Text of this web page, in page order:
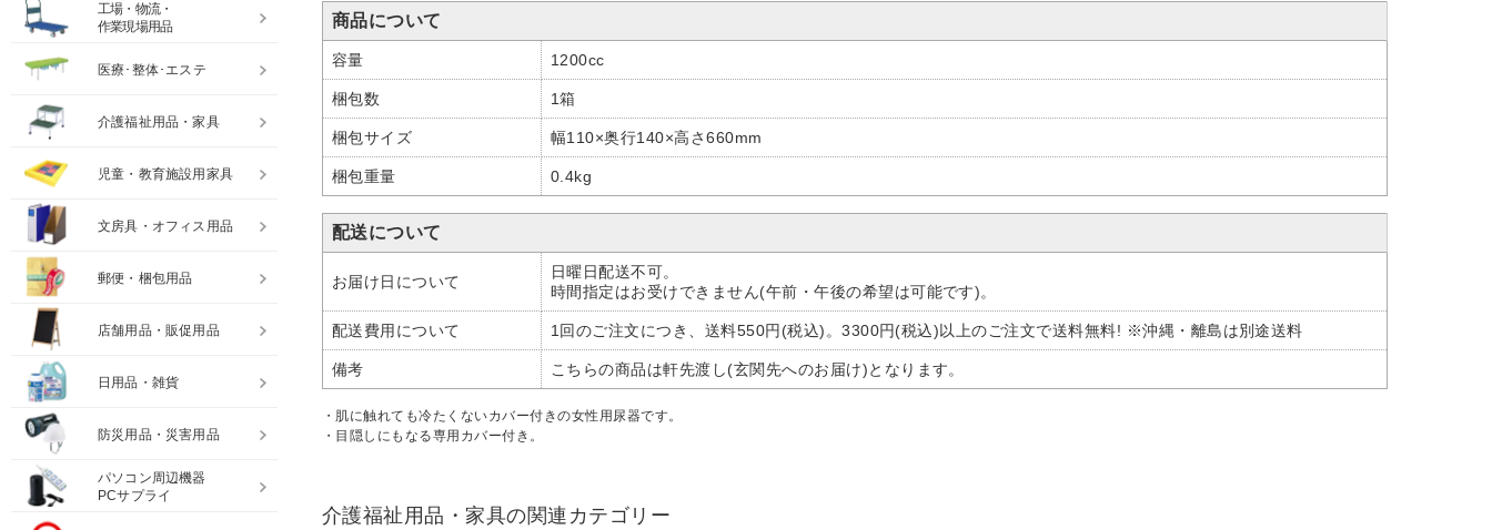
商品について
容量 1200cc
梱包数 1箱
梱包サイズ 幅110×奥行140×高さ660mm
梱包重量 0.4kg
配送について
お届け日について
日曜日配送不可。
時間指定はお受けできません(午前・午後の希望は可能です)。
配送費用について 1回のご注文につき、送料550円(税込)。3300円(税込)以上のご注文で送料無料! ※沖縄・離島は別途送料
備考 こちらの商品は軒先渡し(玄関先へのお届け)となります。
・肌に触れても冷たくないカバー付きの女性用尿器です。
・目隠しにもなる専用カバー付き。
介護福祉用品・家具の関連カテゴリー
工場・物流・
作業現場用品
医療･整体･エステ
介護福祉用品・家具
児童・教育施設用家具
文房具・オフィス用品
郵便・梱包用品
店舗用品・販促用品
日用品・雑貨
防災用品・災害用品
パソコン周辺機器
PCサプライ